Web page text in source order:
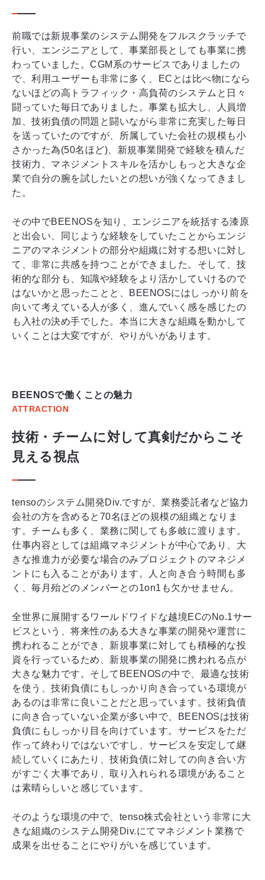
前職では新規事業のシステム開発をフルスクラッチで
行い、エンジニアとして、事業部長としても事業に携
わっていました。CGM系のサービスでありましたの
で、利用ユーザーも非常に多く、ECとは比べ物になら
ないほどの高トラフィック・高負荷のシステムと日々
闘っていた毎日でありました。事業も拡大し、人員増
加、技術負債の問題と闘いながら非常に充実した毎日
を送っていたのですが、所属していた会社の規模も小
さかった為(50名ほど)、新規事業開発で経験を積んだ
技術力、マネジメントスキルを活かしもっと大きな企
業で自分の腕を試したいとの想いが強くなってきまし
た。
その中でBEENOSを知り、エンジニアを統括する漆原
と出会い、同じような経験をしていたことからエンジ
ニアのマネジメントの部分や組織に対する想いに対し
て、非常に共感を持つことができました。そして、技
術的な部分も、知識や経験をより活かしていけるので
はないかと思ったことと、BEENOSにはしっかり前を
向いて考えている人が多く、進んでいく感を感じたの
も入社の決め手でした。本当に大きな組織を動かして
いくことは大変ですが、やりがいがあります。
BEENOSで働くことの魅力
ATTRACTION
技術・チームに対して真剣だからこそ
見える視点
tensoのシステム開発Div.ですが、業務委託者など協力
会社の方を含めると70名ほどの規模の組織となりま
す。チームも多く、業務に関しても多岐に渡ります。
仕事内容としては組織マネジメントが中心であり、大
きな推進力が必要な場合のみプロジェクトのマネジメ
ントにも入ることがあります。人と向き合う時間も多
く、毎月殆どのメンバーとの1on1も欠かせません。
全世界に展開するワールドワイドな越境ECのNo.1サー
ビスという、将来性のある大きな事業の開発や運営に
携われることができ、新規事業に対しても積極的な投
資を行っているため、新規事業の開発に携われる点が
大きな魅力です。そしてBEENOSの中で、最適な技術
を使う、技術負債にもしっかり向き合っている環境が
あるのは非常に良いことだと思っています。技術負債
に向き合っていない企業が多い中で、BEENOSは技術
負債にもしっかり目を向けています。サービスをただ
作って終わりではないですし、サービスを安定して継
続していくにあたり、技術負債に対しての向き合い方
がすごく大事であり、取り入れられる環境があること
は素晴らしいと感じています。
そのような環境の中で、tenso株式会社という非常に大
きな組織のシステム開発Div.にてマネジメント業務で
成果を出せることにやりがいを感じています。